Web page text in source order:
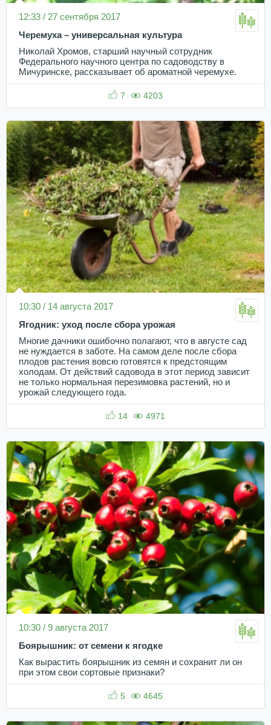
12:33 / 27 сентября 2017
Черемуха – универсальная культура
Николай Хромов, старший научный сотрудник
Федерального научного центра по садоводству в
Мичуринске, рассказывает об ароматной черемухе.
7 4203
10:30 / 14 августа 2017
Ягодник: уход после сбора урожая
Многие дачники ошибочно полагают, что в августе сад
не нуждается в заботе. На самом деле после сбора
плодов растения вовсю готовятся к предстоящим
холодам. От действий садовода в этот период зависит
не только нормальная перезимовка растений, но и
урожай следующего года.
14 4971
10:30 / 9 августа 2017
Боярышник: от семени к ягодке
Как вырастить боярышник из семян и сохранит ли он
при этом свои сортовые признаки?
5 4645